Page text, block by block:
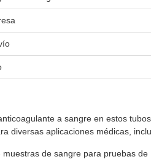
a sangre en estos
diversas aplicaciones médicas,
muestras de sangre para pruebas de